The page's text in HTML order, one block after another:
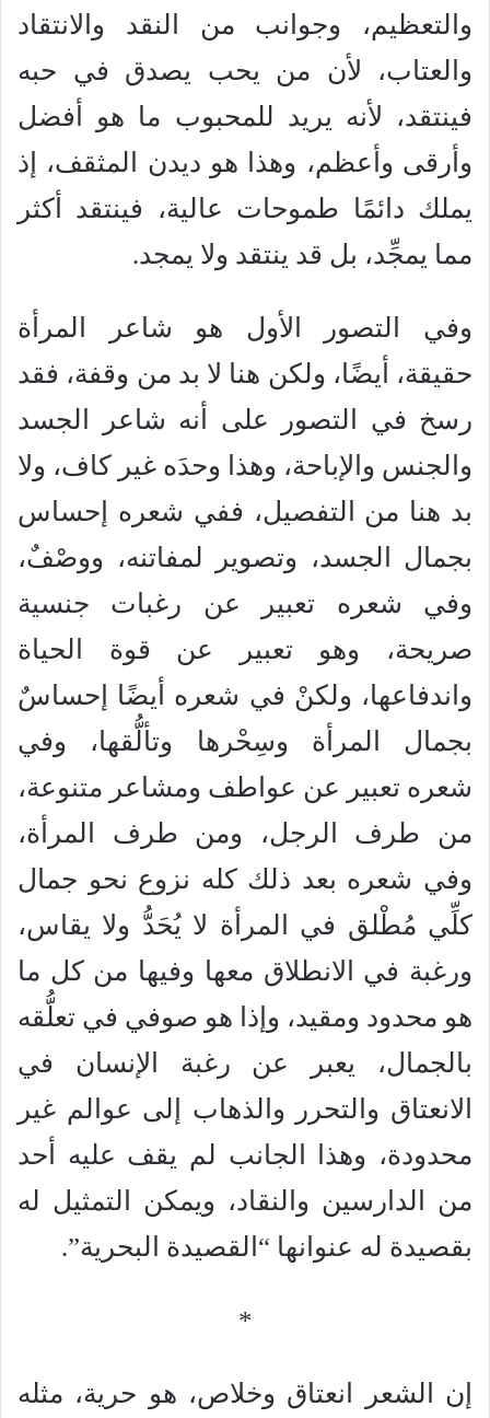
والتعظيم، وجوانب من النقد والانتقاد
والعتاب، لأن من يحب يصدق في حبه
فينتقد، لأنه يريد للمحبوب ما هو أفضل
وأرقى وأعظم، وهذا هو ديدن المثقف، إذ
يملك دائمًا طموحات عالية، فينتقد أكثر
مما يمجِّد، بل قد ينتقد ولا يمجد.
وفي التصور الأول هو شاعر المرأة
حقيقة، أيضًا، ولكن هنا لا بد من وقفة، فقد
رسخ في التصور على أنه شاعر الجسد
والجنس والإباحة، وهذا وحدَه غير كاف، ولا
بد هنا من التفصيل، ففي شعره إحساس
بجمال الجسد، وتصوير لمفاتنه، ووصْفٌ،
وفي شعره تعبير عن رغبات جنسية
صريحة، وهو تعبير عن قوة الحياة
واندفاعها، ولكنْ في شعره أيضًا إحساسٌ
بجمال المرأة وسِحْرها وتألُّقها، وفي
شعره تعبير عن عواطف ومشاعر متنوعة،
من طرف الرجل، ومن طرف المرأة،
وفي شعره بعد ذلك كله نزوع نحو جمال
كلِّي مُطْلق في المرأة لا يُحَدُّ ولا يقاس،
ورغبة في الانطلاق معها وفيها من كل ما
هو محدود ومقيد، وإذا هو صوفي في تعلُّقه
بالجمال، يعبر عن رغبة الإنسان في
الانعتاق والتحرر والذهاب إلى عوالم غير
محدودة، وهذا الجانب لم يقف عليه أحد
من الدارسين والنقاد، ويمكن التمثيل له
بقصيدة له عنوانها “القصيدة البحرية”.
*
إن الشعر انعتاق وخلاص، هو حرية، مثله